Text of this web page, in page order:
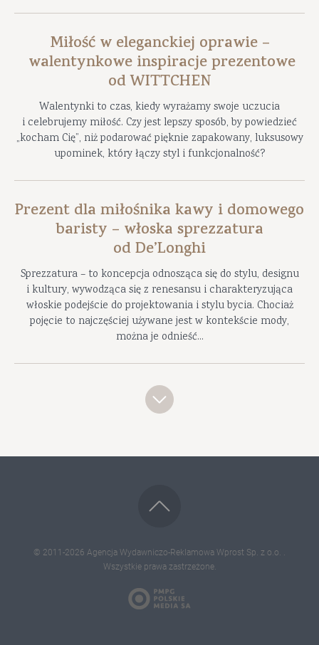
Miłość w eleganckiej oprawie –
walentynkowe inspiracje prezentowe
od WITTCHEN
Walentynki to czas, kiedy wyrażamy swoje uczucia
i celebrujemy miłość. Czy jest lepszy sposób, by powiedzieć
„kocham Cię”, niż podarować pięknie zapakowany, luksusowy
upominek, który łączy styl i funkcjonalność?
Prezent dla miłośnika kawy i domowego
baristy – włoska sprezzatura
od De’Longhi
Sprezzatura – to koncepcja odnosząca się do stylu, designu
i kultury, wywodząca się z renesansu i charakteryzująca
włoskie podejście do projektowania i stylu bycia. Chociaż
pojęcie to najczęściej używane jest w kontekście mody,
można je odnieść...
© 2011-2026 Agencja Wydawniczo-Reklamowa Wprost Sp. z o.o. .
Wszystkie prawa zastrzeżone.